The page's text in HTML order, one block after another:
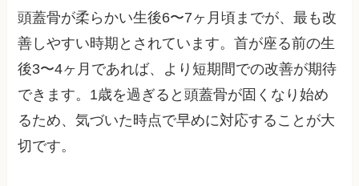
頭蓋骨が柔らかい生後6〜7ヶ月頃までが、最も改
善しやすい時期とされています。首が座る前の生
後3〜4ヶ月であれば、より短期間での改善が期待
できます。1歳を過ぎると頭蓋骨が固くなり始め
るため、気づいた時点で早めに対応することが大
切です。